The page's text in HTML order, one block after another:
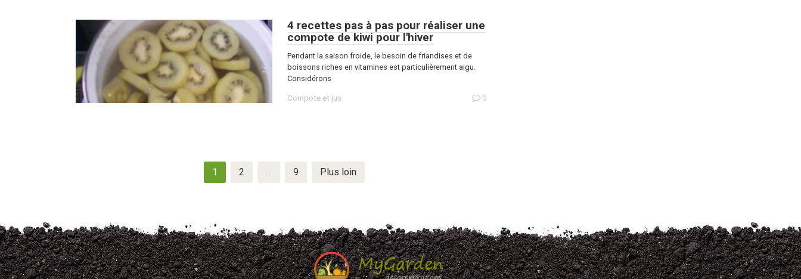
4 recettes pas à pas pour réaliser une
compote de kiwi pour l'hiver
Pendant la saison froide, le besoin de friandises et de
boissons riches en vitamines est particulièrement aigu.
Considérons
Compote et jus 0
1 2 … 9 Plus loin